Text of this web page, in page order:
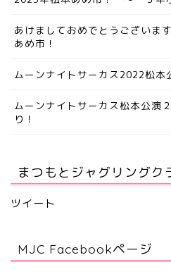
あけましておめでとうござい
あめ市！
ムーンナイトサーカス2022松本
ムーンナイトサーカス松本公演
り！
まつもとジャグリングク
ツイート
MJC Facebookページ